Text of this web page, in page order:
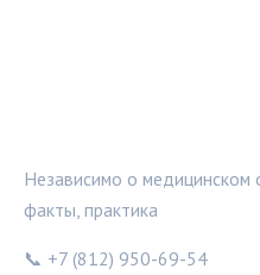
Независимо о медицинском
факты, практика
📞 +7 (812) 950-69-54